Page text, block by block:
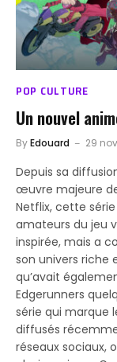
POP CULTURE
Un nouvel
ByEdouard 29
Depuis sa
œuvre majeure
Netflix, cette
amateurs du jeu
inspirée, mais a
son univers riche
qu’avait
Edgerunners
série qui marque
diffusés
réseaux sociaux,